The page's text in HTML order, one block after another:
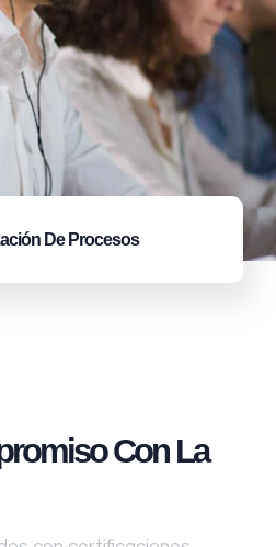
De Procesos
Con La